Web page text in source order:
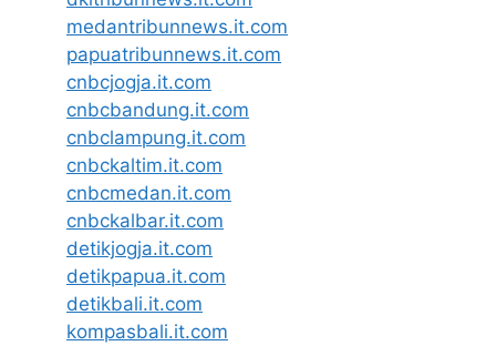
medantribunnews.it.com
papuatribunnews.it.com
cnbcjogja.it.com
cnbcbandung.it.com
cnbclampung.it.com
cnbckaltim.it.com
cnbcmedan.it.com
cnbckalbar.it.com
detikjogja.it.com
detikpapua.it.com
detikbali.it.com
kompasbali.it.com